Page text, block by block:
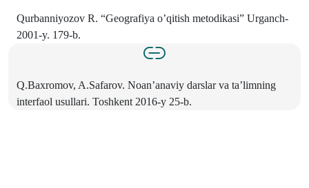
Qurbanniyozov R. “Geografiya o’qitish metodikasi” Urganch-
2001-y. 179-b.
Q.Baxromov, A.Safarov. Noan’anaviy darslar va ta’limning
interfaol usullari. Toshkent 2016-y 25-b.